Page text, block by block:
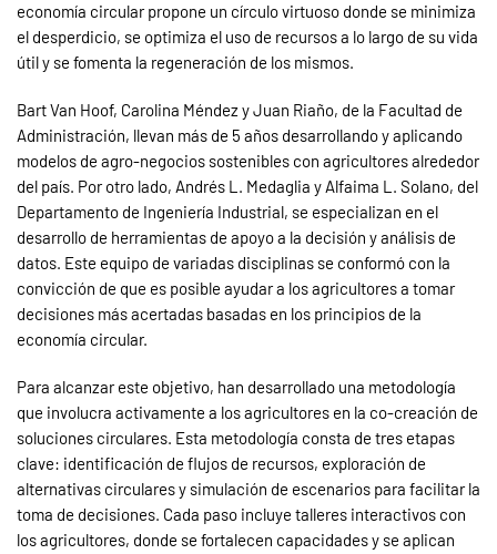
economía circular propone un círculo virtuoso donde se minimiza
el desperdicio, se optimiza el uso de recursos a lo largo de su vida
útil y se fomenta la regeneración de los mismos.
Bart Van Hoof, Carolina Méndez y Juan Riaño, de la Facultad de
Administración, llevan más de 5 años desarrollando y aplicando
modelos de agro-negocios sostenibles con agricultores alrededor
del país. Por otro lado, Andrés L. Medaglia y Alfaima L. Solano, del
Departamento de Ingeniería Industrial, se especializan en el
desarrollo de herramientas de apoyo a la decisión y análisis de
datos. Este equipo de variadas disciplinas se conformó con la
convicción de que es posible ayudar a los agricultores a tomar
decisiones más acertadas basadas en los principios de la
economía circular.
Para alcanzar este objetivo, han desarrollado una metodología
que involucra activamente a los agricultores en la co-creación de
soluciones circulares. Esta metodología consta de tres etapas
clave: identificación de flujos de recursos, exploración de
alternativas circulares y simulación de escenarios para facilitar la
toma de decisiones. Cada paso incluye talleres interactivos con
los agricultores, donde se fortalecen capacidades y se aplican